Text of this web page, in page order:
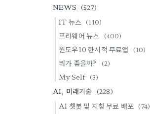
NEWS (527)
IT 뉴스 (110)
프리웨어 뉴스 (400)
윈도우10 한시적 무료앱 (10)
뭐가 좋을까? (2)
My Self (3)
AI, 미래기술 (228)
AI 챗봇 및 지침 무료 배포 (74)